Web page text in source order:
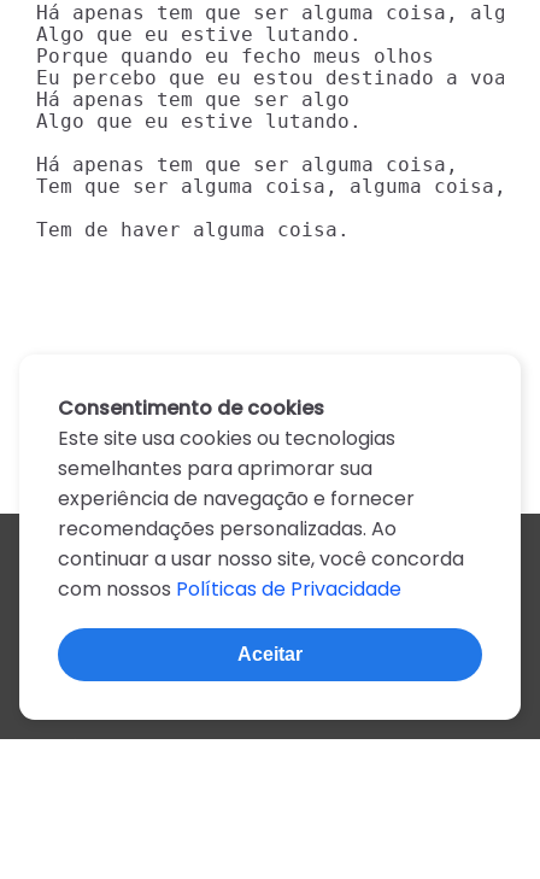
Há apenas tem que ser alguma coisa, algo
Algo que eu estive lutando.
Porque quando eu fecho meus olhos
Eu percebo que eu estou destinado a voar
Há apenas tem que ser algo
Algo que eu estive lutando.
Há apenas tem que ser alguma coisa,
Tem que ser alguma coisa, alguma coisa,
Tem de haver alguma coisa.
Todos os artistas
A
B C D E F G H I J
N
O P Q R S T U V W X
Z
0-9
© 2022, mais de 2 milhões de cifras e letras
Consentimento de cookies
Este site usa cookies ou tecnologias
semelhantes para aprimorar sua
experiência de navegação e fornecer
recomendações personalizadas. Ao
continuar a usar nosso site, você concorda
com nossos Políticas de Privacidade
Aceitar